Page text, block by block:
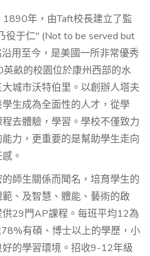
1890年，由Taft校長建立了監
役于仁" (Not to be served but
用至今，是美國一所非常優秀
畝的校園位於康州西部的水
城市沃特伯里。以創辦人塔夫
生成為全面性的人才，從學
去體驗，學習。學校不僅致力
力，更重要的是幫助學生走向
。
師生關係而聞名，培育學生的
、及智慧、體能、藝術的啟
29門AP課程。每班平均12為
有碩、博士以上的學歷，小
的學習環境。招收9-12年級